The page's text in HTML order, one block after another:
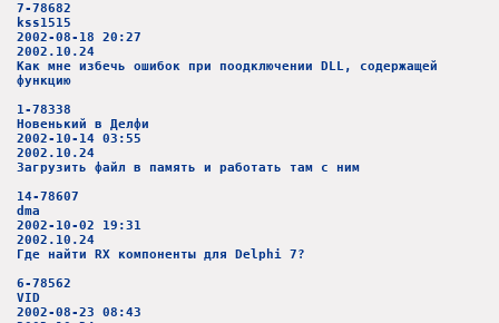
7-78682
kss1515
2002-08-18 20:27
2002.10.24
Как мне избечь ошибок при поодключении DLL, содержащей
функцию
1-78338
Новенький в Делфи
2002-10-14 03:55
2002.10.24
Загрузить файл в память и работать там с ним
14-78607
dma
2002-10-02 19:31
2002.10.24
Где найти RX компоненты для Delphi 7?
6-78562
VID
2002-08-23 08:43